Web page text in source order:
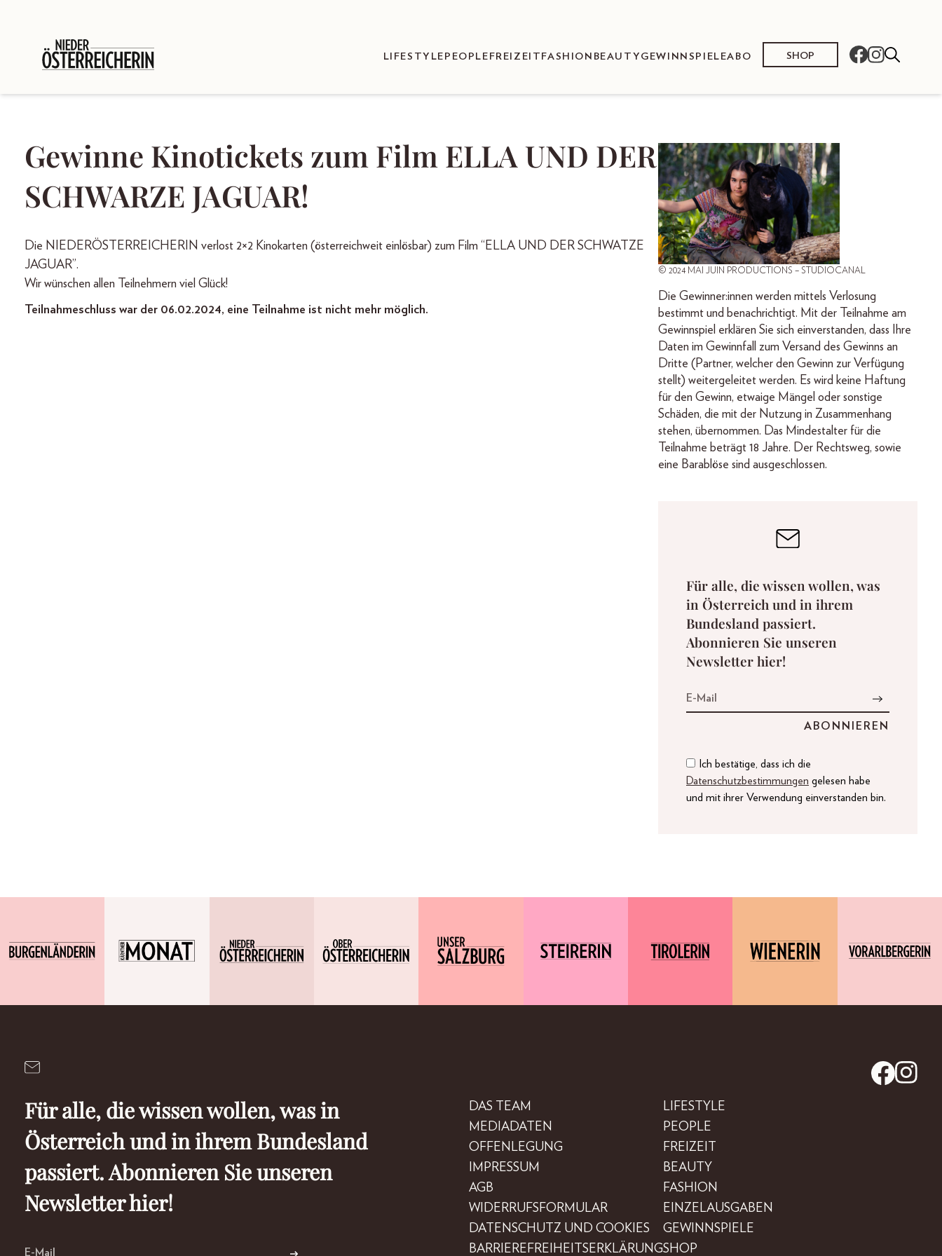
LIFESTYLE PEOPLE FREIZEIT FASHION BEAUTY GEWINNSPIELEABO SHOP
Gewinne Kinotickets zum Film ELLA UND DER
SCHWARZE JAGUAR!
Die NIEDERÖSTERREICHERIN verlost 2×2 Kinokarten (österreichweit einlösbar) zum Film “ELLA UND DER SCHWATZE
JAGUAR”.
Wir wünschen allen Teilnehmern viel Glück!
Teilnahmeschluss war der 06.02.2024, eine Teilnahme ist nicht mehr möglich.
© 2024 MAI JUIN PRODUCTIONS – STUDIOCANAL
Die Gewinner:innen werden mittels Verlosung
bestimmt und benachrichtigt. Mit der Teilnahme am
Gewinnspiel erklären Sie sich einverstanden, dass Ihre
Daten im Gewinnfall zum Versand des Gewinns an
Dritte (Partner, welcher den Gewinn zur Verfügung
stellt) weitergeleitet werden. Es wird keine Haftung
für den Gewinn, etwaige Mängel oder sonstige
Schäden, die mit der Nutzung in Zusammenhang
stehen, übernommen. Das Mindestalter für die
Teilnahme beträgt 18 Jahre. Der Rechtsweg, sowie
eine Barablöse sind ausgeschlossen.
Für alle, die wissen wollen, was
in Österreich und in ihrem
Bundesland passiert.
Abonnieren Sie unseren
Newsletter hier!
Ich bestätige, dass ich die
Datenschutzbestimmungen gelesen habe
und mit ihrer Verwendung einverstanden bin.
Für alle, die wissen wollen, was in
Österreich und in ihrem Bundesland
passiert. Abonnieren Sie unseren
Newsletter hier!
DAS TEAM
MEDIADATEN
OFFENLEGUNG
IMPRESSUM
AGB
WIDERRUFSFORMULAR
DATENSCHUTZ UND COOKIES
BARRIEREFREIHEITSERKLÄRUNG
LIFESTYLE
PEOPLE
FREIZEIT
BEAUTY
FASHION
EINZELAUSGABEN
GEWINNSPIELE
SHOP